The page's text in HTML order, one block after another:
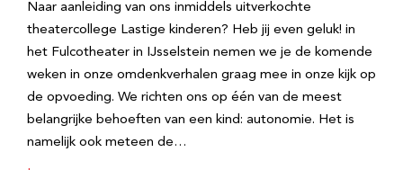
Naar aanleiding van ons inmiddels uitverkochte
theatercollege Lastige kinderen? Heb jij even geluk! in
het Fulcotheater in IJsselstein nemen we je de komende
weken in onze omdenkverhalen graag mee in onze kijk op
de opvoeding. We richten ons op één van de meest
belangrijke behoeften van een kind: autonomie. Het is
namelijk ook meteen de…